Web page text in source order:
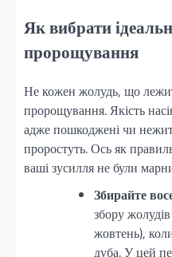
Як вибрати
пророщування
Не кожен жолудь, що
пророщування. Якість
адже пошкоджені чи
проростуть. Ось як
ваші зусилля не були
Збирайте
збору
жовтень),
дуба. У цей